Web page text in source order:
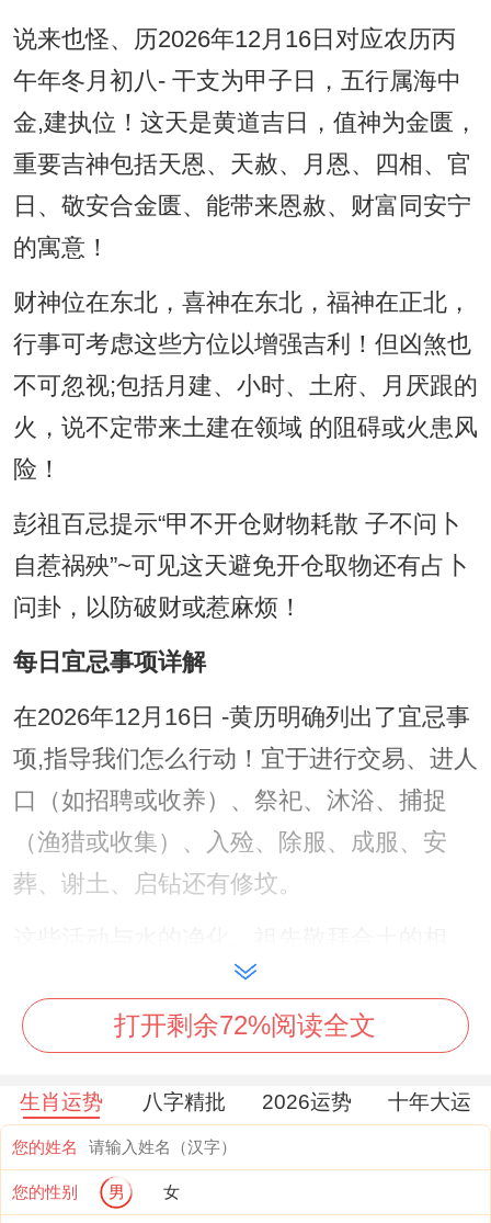
说来也怪、历2026年12月16日对应农历丙
午年冬月初八- 干支为甲子日，五行属海中
金,建执位！这天是黄道吉日，值神为金匮，
重要吉神包括天恩、天赦、月恩、四相、官
日、敬安合金匮、能带来恩赦、财富同安宁
的寓意！
财神位在东北，喜神在东北，福神在正北，
行事可考虑这些方位以增强吉利！但凶煞也
不可忽视;包括月建、小时、土府、月厌跟的
火，说不定带来土建在领域 的阻碍或火患风
险！
彭祖百忌提示“甲不开仓财物耗散 子不问卜
自惹祸殃”~可见这天避免开仓取物还有占卜
问卦，以防破财或惹麻烦！
每日宜忌事项详解
在2026年12月16日 -黄历明确列出了宜忌事
项,指导我们怎么行动！宜于进行交易、进人
口（如招聘或收养）、祭祀、沐浴、捕捉
（渔猎或收集）、入殓、除服、成服、安
葬、谢土、启钻还有修坟。
关...符合冬月收敛之气！忌讳在领域 -包括
斋醮、入宅、修造、动土还有破土。尤其是
造成家庭不宁或工程延误！是...造成的日柱
甲子冲马（戊午）- 属马的人应避免重大决
策或出行、以防范冲突合不安！
打开剩余72%阅读全文
生肖运势 八字精批 2026运势 十年大运
您的姓名
您的性别 男 女